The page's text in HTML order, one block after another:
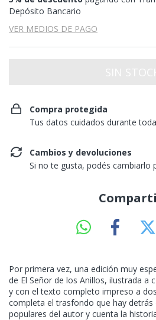
Depósito Bancario
VER MEDIOS DE PAGO
Compra protegida
Tus datos cuidados durante
Cambios y devoluciones
Si no te gusta, podés cambiarlo
Por primera vez, una edición muy
de El Señor de los Anillos, ilustrada a
y con el texto completo impreso a
completa el trasfondo que hay detrás
populares del autor y cuenta la